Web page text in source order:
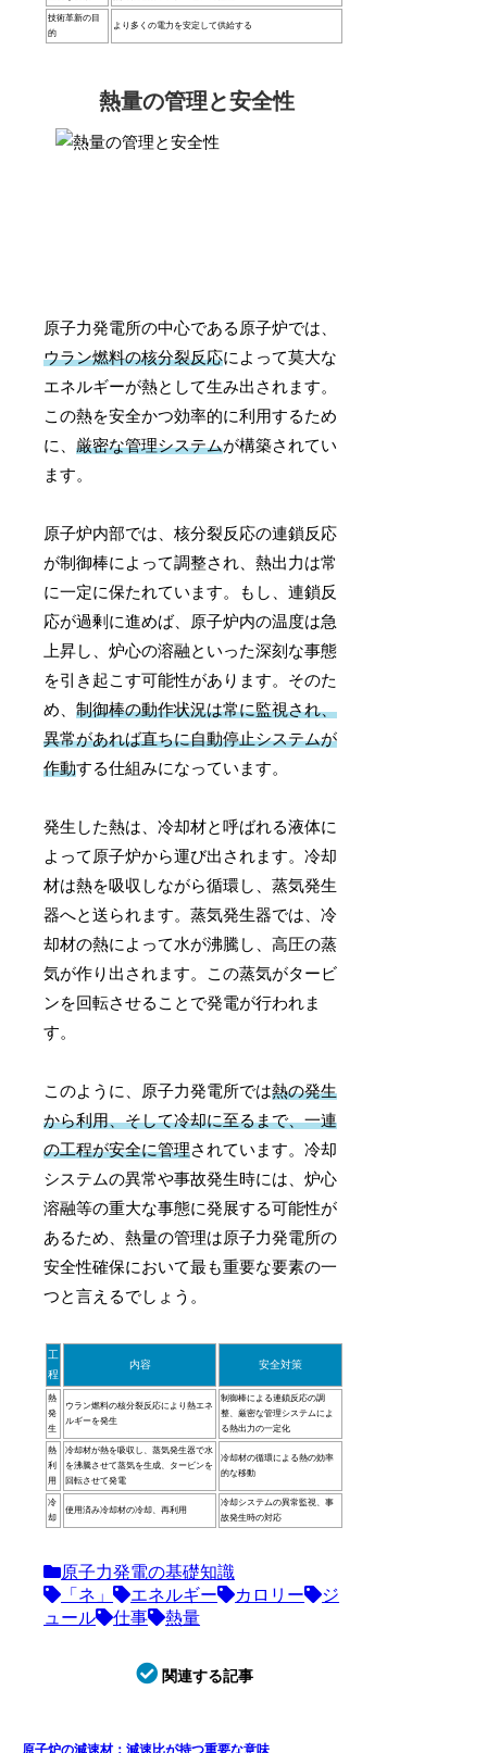
技術革新の目
的
より多くの電力を安定して供給する
熱量の管理と安全性
原子力発電所の中心である原子炉では、
ウラン燃料の核分裂反応によって莫大な
エネルギーが熱として生み出されます。
この熱を安全かつ効率的に利用するため
に、厳密な管理システムが構築されてい
ます。
原子炉内部では、核分裂反応の連鎖反応
が制御棒によって調整され、熱出力は常
に一定に保たれています。もし、連鎖反
応が過剰に進めば、原子炉内の温度は急
上昇し、炉心の溶融といった深刻な事態
を引き起こす可能性があります。そのた
め、制御棒の動作状況は常に監視され、
異常があれば直ちに自動停止システムが
作動する仕組みになっています。
発生した熱は、冷却材と呼ばれる液体に
よって原子炉から運び出されます。冷却
材は熱を吸収しながら循環し、蒸気発生
器へと送られます。蒸気発生器では、冷
却材の熱によって水が沸騰し、高圧の蒸
気が作り出されます。この蒸気がタービ
ンを回転させることで発電が行われま
す。
このように、原子力発電所では熱の発生
から利用、そして冷却に至るまで、一連
の工程が安全に管理されています。冷却
システムの異常や事故発生時には、炉心
溶融等の重大な事態に発展する可能性が
あるため、熱量の管理は原子力発電所の
安全性確保において最も重要な要素の一
つと言えるでしょう。
工
程
内容 安全対策
熱
発
生
ウラン燃料の核分裂反応により熱エネ
ルギーを発生
制御棒による連鎖反応の調
整、厳密な管理システムによ
る熱出力の一定化
熱
利
用
冷却材が熱を吸収し、蒸気発生器で水
を沸騰させて蒸気を生成、タービンを
回転させて発電
冷却材の循環による熱の効率
的な移動
冷
却
使用済み冷却材の冷却、再利用
冷却システムの異常監視、事
故発生時の対応
原子力発電の基礎知識
「ネ」
エネルギー カロリー
ジ
ュール
仕事 熱量
関連する記事
原子炉の減速材：減速比が持つ重要な意味